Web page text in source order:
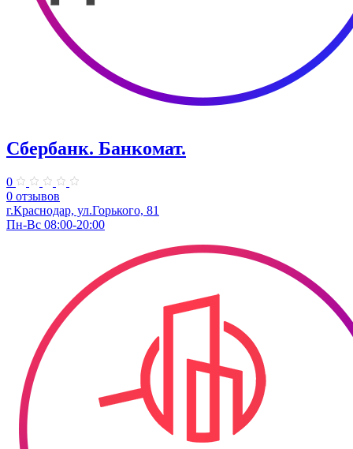
Сбербанк. Банкомат.
0
0 отзывов
​г.Краснодар, ул.​Горького, 81
Пн-Вс 08:00-20:00